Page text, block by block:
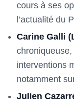
cours à ses
l’actualité du
Carine Galli
interventions
notamment
Julien